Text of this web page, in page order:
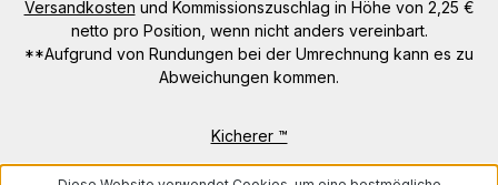
Versandkosten und Kommissionszuschlag in Höhe von 2,25 €
netto pro Position, wenn nicht anders vereinbart.
**Aufgrund von Rundungen bei der Umrechnung kann es zu
Abweichungen kommen.
Kicherer ™